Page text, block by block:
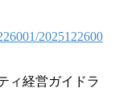
2025122600
ィ経営ガイドラ